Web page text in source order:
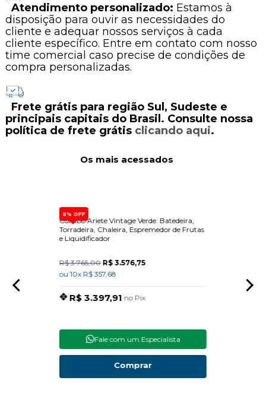
Atendimento personalizado: Estamos à
disposição para ouvir as necessidades do
cliente e adequar nossos serviços à cada
cliente específico. Entre em contato com nosso
time comercial caso precise de condições de
compra personalizadas.
Frete grátis para região Sul, Sudeste e
principais capitais do Brasil. Consulte nossa
política de frete grátis clicando aqui.
Os mais acessados
5% OFF
Combo Ariete Vintage Verde: Batedeira,
Torradeira, Chaleira, Espremedor de Frutas
e Liquidificador
R$ 3.765,00 R$ 3.576,75
ou 10x R$ 357,68
R$ 3.397,91 no Pix
Fale com um Especialista
Comprar